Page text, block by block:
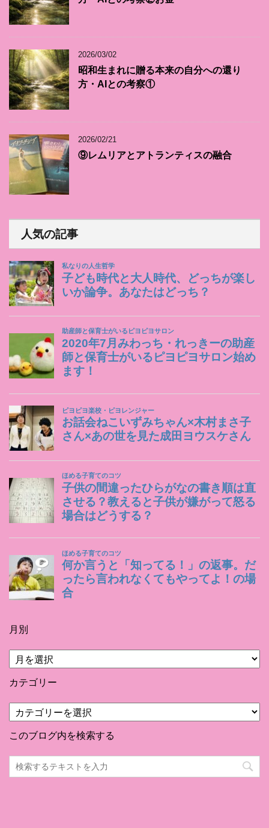
2026/03/02
昭和生まれに贈る本来の自分への還り
方・AIとの考察①
2026/02/21
⑨レムリアとアトランティスの融合
人気の記事
月別
月
別
カテゴリー
テ
ゴ
ー
このブログ内を検索する